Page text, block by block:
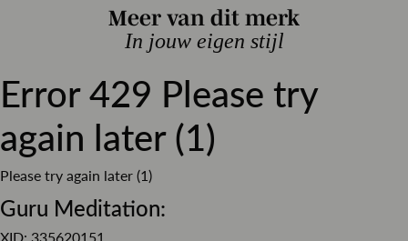
de winkel is dat altijd gratis. Lees hier meer over ruilen en
Lees meer over bezorgen, ruilen en retourneren
Meer van dit merk
In jouw eigen stijl
Error 429 Please try
again later (1)
Please try again later (1)
Guru Meditation:
XID: 335620151